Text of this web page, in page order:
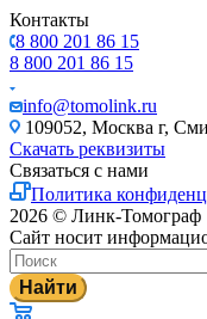
Контакты
8 800 201 86 15
8 800 201 86 15
info@tomolink.ru
109052, Москва г,
Скачать реквизиты
Связаться с нами
Политика
2026 © Линк-Томограф
Сайт носит
Найти